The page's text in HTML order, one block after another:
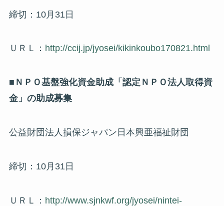
締切：10月31日
ＵＲＬ： http://ccij.jp/jyosei/kikinkoubo170821.html
■ＮＰＯ基盤強化資金助成「認定ＮＰＯ法人取得資
金」の助成募集
公益財団法人損保ジャパン日本興亜福祉財団
締切：10月31日
ＵＲＬ： http://www.sjnkwf.org/jyosei/nintei-